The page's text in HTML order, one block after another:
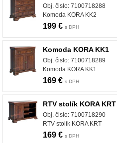
Obj. čislo: 7100718288
Komoda KORA KK2
199 € s DPH
Komoda KORA KK1
Obj. čislo: 7100718289
Komoda KORA KK1
169 € s DPH
RTV stolík KORA KRT
Obj. čislo: 7100718290
RTV stolík KORA KRT
169 € s DPH